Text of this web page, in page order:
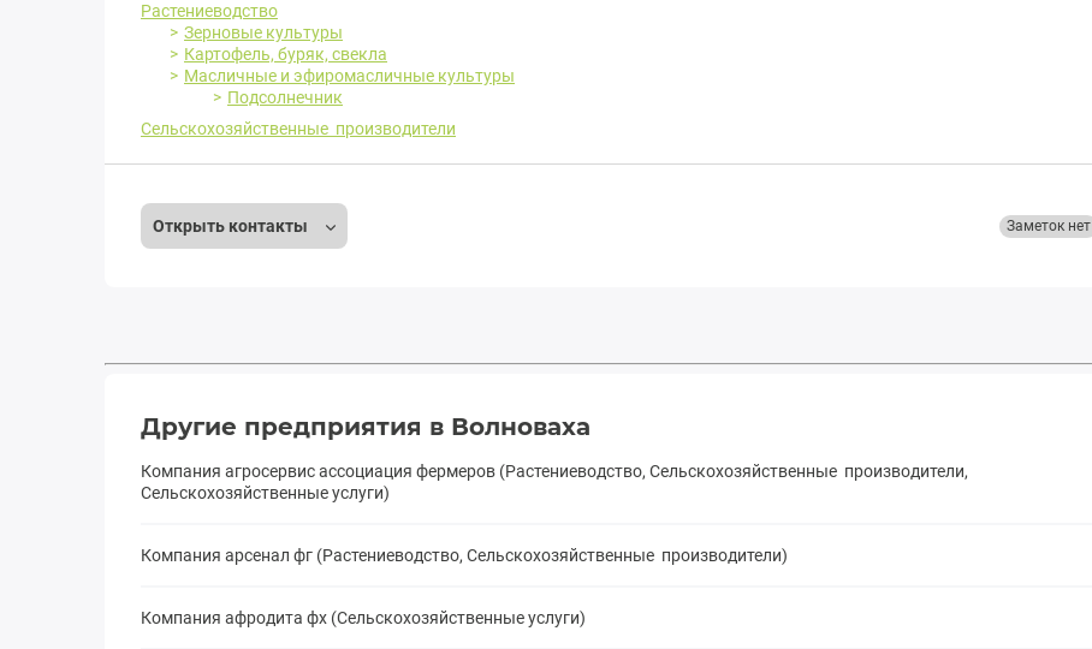
Растениеводство
Зерновые культуры
Картофель, буряк, свекла
Масличные и эфиромасличные культуры
Подсолнечник
Сельскохозяйственные производители
Открыть контакты Заметок нет
Другие предприятия в Волноваха
Компания агросервис ассоциация фермеров (Растениеводство, Сельскохозяйственные производители,
Сельскохозяйственные услуги)
Компания арсенал фг (Растениеводство, Сельскохозяйственные производители)
Компания афродита фх (Сельскохозяйственные услуги)